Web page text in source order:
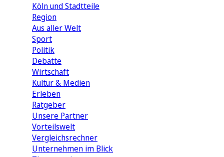
Köln und Stadtteile
Region
Aus aller Welt
Sport
Politik
Debatte
Wirtschaft
Kultur & Medien
Erleben
Ratgeber
Unsere Partner
Vorteilswelt
Vergleichsrechner
Unternehmen im Blick